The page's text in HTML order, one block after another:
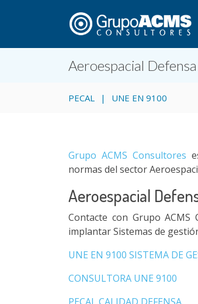
Aeroespacial Defensa
PECAL UNE EN 9100
Grupo ACMS Consultores
normas del sector
Aeroespacial
Contacte con Grupo
implantar Sistemas de
UNE EN 9100 SISTEMA DE
CONSULTORA UNE 9100